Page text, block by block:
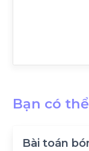
Bạn có
Bài toán